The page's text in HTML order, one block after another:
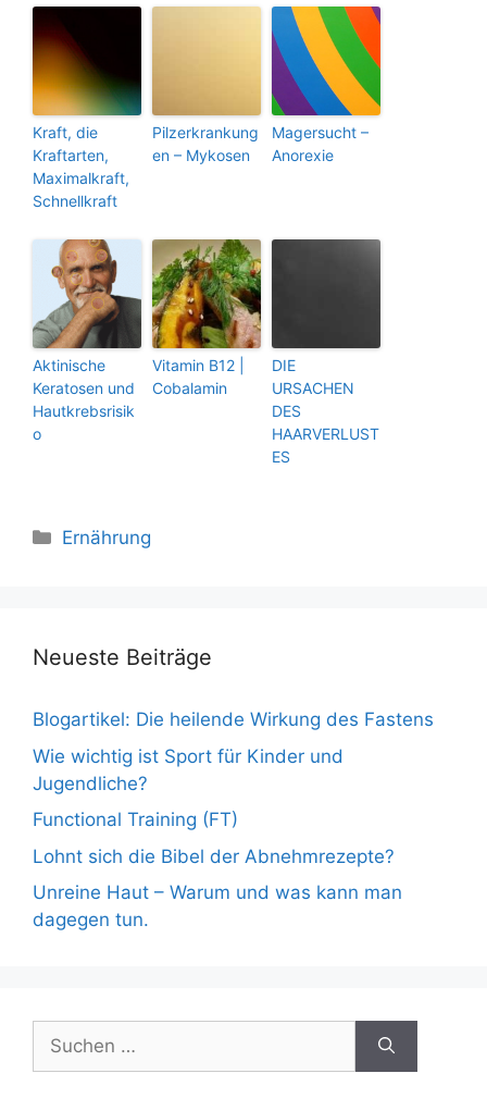
Kraft, die
Kraftarten,
Maximalkraft,
Schnellkraft
Pilzerkrankung
en – Mykosen
Magersucht –
Anorexie
Aktinische
Keratosen und
Hautkrebsrisik
o
Vitamin B12 |
Cobalamin
DIE
URSACHEN
DES
HAARVERLUST
ES
Kategorien
Ernährung
Neueste Beiträge
Blogartikel: Die heilende Wirkung des Fastens
Wie wichtig ist Sport für Kinder und
Jugendliche?
Functional Training (FT)
Lohnt sich die Bibel der Abnehmrezepte?
Unreine Haut – Warum und was kann man
dagegen tun.
Suche
nach: